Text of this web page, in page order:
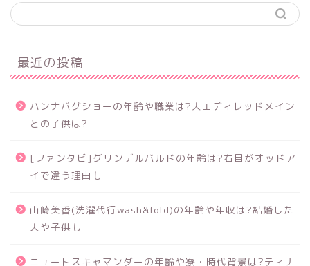
最近の投稿
ハンナバグショーの年齢や職業は?夫エディレッドメイン
との子供は?
[ファンタビ]グリンデルバルドの年齢は?右目がオッドア
イで違う理由も
山崎美香(洗濯代行wash&fold)の年齢や年収は?結婚した
夫や子供も
ニュートスキャマンダーの年齢や寮・時代背景は?ティナ